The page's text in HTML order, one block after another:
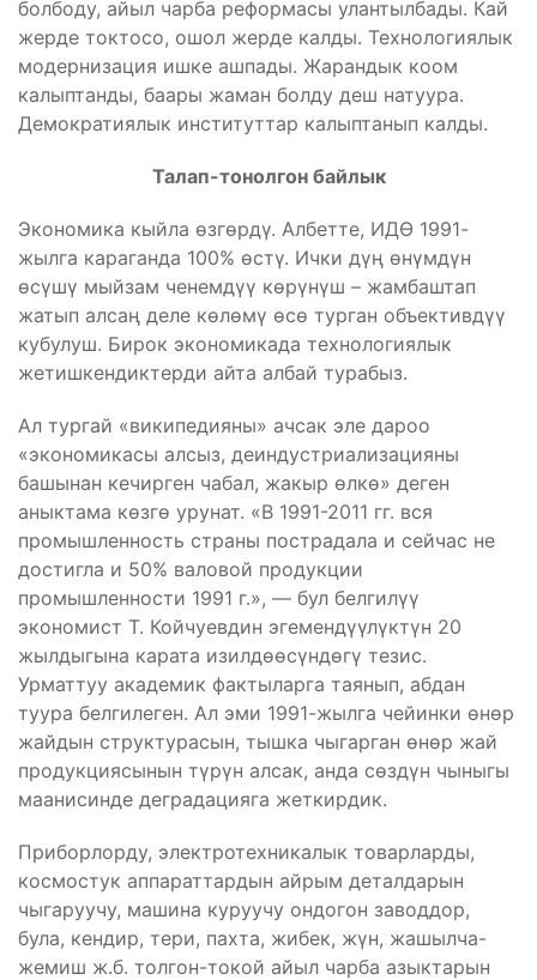
болбоду, айыл чарба реформасы улантылбады. Кай
жерде токтосо, ошол жерде калды. Технологиялык
модернизация ишке ашпады. Жарандык коом
калыптанды, баары жаман болду деш натуура.
Демократиялык институттар калыптанып калды.
Талап-тонолгон байлык
Экономика кыйла өзгөрдү. Албетте, ИДӨ 1991-
жылга караганда 100% өстү. Ички дүң өнүмдүн
өсүшү мыйзам ченемдүү көрүнүш – жамбаштап
жатып алсаң деле көлөмү өсө турган объективдүү
кубулуш. Бирок экономикада технологиялык
жетишкендиктерди айта албай турабыз.
Ал тургай «википедияны» ачсак эле дароо
«экономикасы алсыз, деиндустриализацияны
башынан кечирген чабал, жакыр өлкө» деген
аныктама көзгө урунат. «В 1991-2011 гг. вся
промышленность страны пострадала и сейчас не
достигла и 50% валовой продукции
промышленности 1991 г.», — бул белгилүү
экономист Т. Койчуевдин эгемендүүлүктүн 20
жылдыгына карата изилдөөсүндөгү тезис.
Урматтуу академик фактыларга таянып, абдан
туура белгилеген. Ал эми 1991-жылга чейинки өнөр
жайдын структурасын, тышка чыгарган өнөр жай
продукциясынын түрүн алсак, анда сөздүн чыныгы
маанисинде деградацияга жеткирдик.
Приборлорду, электротехникалык товарларды,
космостук аппараттардын айрым деталдарын
чыгаруучу, машина куруучу ондогон заводдор,
була, кендир, тери, пахта, жибек, жүн, жашылча-
жемиш ж.б. толгон-токой айыл чарба азыктарын